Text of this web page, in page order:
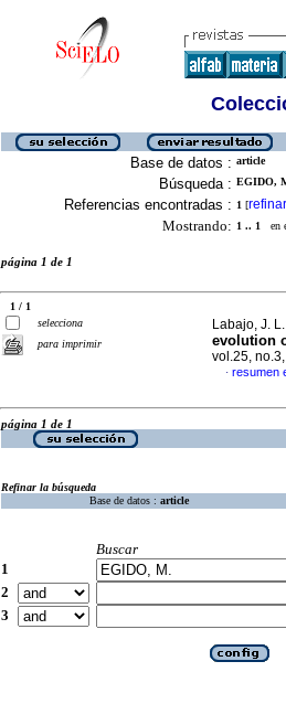
Base de datos : article
Búsqueda : EGIDO,
Referencias encontradas : 1 [refinar
Mostrando: 1 .. 1 en
página 1 de 1
1 / 1
selecciona
para imprimir
Labajo, J.
evolution
vol.25,
· resumen
página 1 de 1
Refinar la búsqueda
Base de datos : article
Buscar
1
2
3